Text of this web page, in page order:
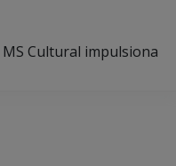
Cultural impulsiona